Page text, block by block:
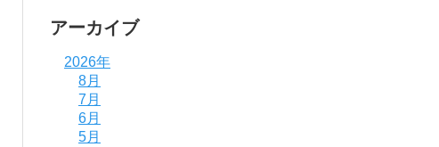
アーカイブ
2026年
8月
7月
6月
5月